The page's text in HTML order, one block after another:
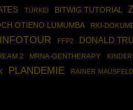
TÜRKEI BITWIG TUTORIAL
OTIENO LUMUMBA RKI-
FFP2 DONALD
2 MRNA-GENTHERAPY
PLANDEMIE RAINER MAUSFELD